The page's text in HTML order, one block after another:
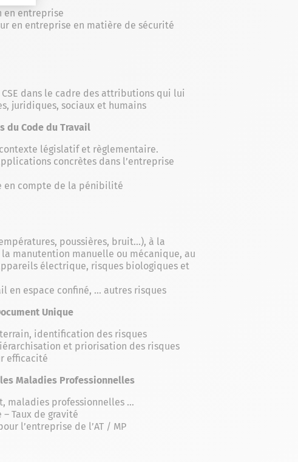
en entreprise
en entreprise en matière de sécurité
dans le cadre des attributions qui lui
juridiques, sociaux et humains
du Code du Travail
législatif et règlementaire.
concrètes dans l’entreprise
en compte de la pénibilité
poussières, bruit…), à la
manutention manuelle ou mécanique, au
électrique, risques biologiques et
en espace confiné, … autres risques
Unique
identification des risques
et priorisation des risques
efficacité
Maladies Professionnelles
maladies professionnelles …
Taux de gravité
l’entreprise de l’AT / MP